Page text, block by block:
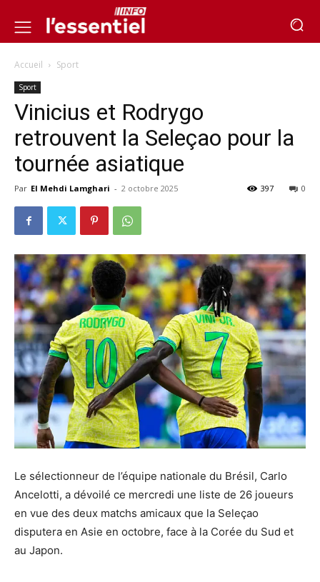
Accueil Sport
Sport
Vinicius et Rodrygo
retrouvent la Seleçao pour la
tournée asiatique
Par El Mehdi Lamghari - 2 octobre 2025 0
397
Le sélectionneur de l’équipe nationale du Brésil, Carlo
Ancelotti, a dévoilé ce mercredi une liste de 26 joueurs
en vue des deux matchs amicaux que la Seleçao
disputera en Asie en octobre, face à la Corée du Sud et
au Japon.